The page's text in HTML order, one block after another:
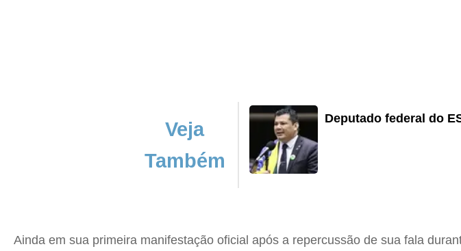
Veja
Também
Deputado federal do
Ainda em sua primeira manifestação oficial após a repercussão de sua fala